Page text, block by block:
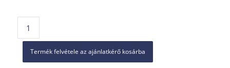
Termék felvétele az ajánlatkérő kosárba